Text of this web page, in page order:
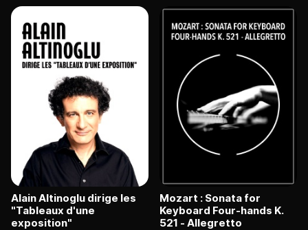
Alain Altinoglu dirige les
"Tableaux d'une
exposition"
Mozart : Sonata for
Keyboard Four-hands K.
521 - Allegretto